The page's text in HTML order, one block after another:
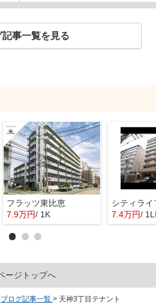
記事一覧を見る
フラッツ東比恵
7.9万円/ 1K
シティラ
7.4万円/
ージトップへ
ブログ記事一覧 > 天神3丁目テナント